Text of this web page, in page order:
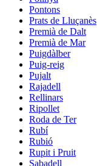
Pontons
Prats de Lluçanès
Premià de Dalt
Premià de Mar
Puigdàlber
Puig-reig
Pujalt
Rajadell
Rellinars
Ripollet
Roda de Ter
Rubí
Rubió
Rupit i Pruit
Sabadell